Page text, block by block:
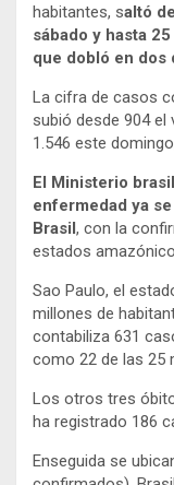
habitantes, saltó
sábado y hasta
que dobló en dos
La cifra de casos
subió desde 904 el
1.546 este
El Ministerio
enfermedad ya
Brasil, con la
estados
Sao Paulo, el
millones de
contabiliza 631
como 22 de las 25
Los otros tres
ha registrado 186
Enseguida se